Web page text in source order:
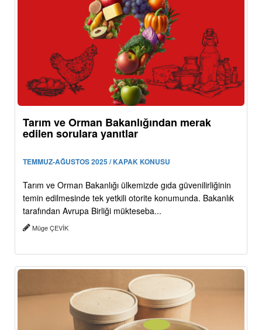
Tarım ve Orman Bakanlığından merak
edilen sorulara yanıtlar
TEMMUZ-AĞUSTOS 2025 / KAPAK KONUSU
Tarım ve Orman Bakanlığı ülkemizde gıda güvenilirliğinin
temin edilmesinde tek yetkili otorite konumunda. Bakanlık
tarafından Avrupa Birliği mükteseba...
Müge ÇEVİK